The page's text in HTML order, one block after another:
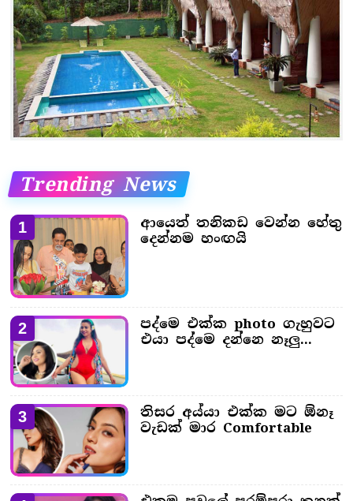
Trending News
1
ආයෙත් තනිකඩ වෙන්න හේතු
දෙන්නම හංඟයි
2
පද්මෙ එක්ක photo ගැහුවට
එයා පද්මෙ දන්නෙ නෑලු...
3
තිසර අය්යා එක්ක මට ඕනෑ
වැඩක් මාර Comfortable